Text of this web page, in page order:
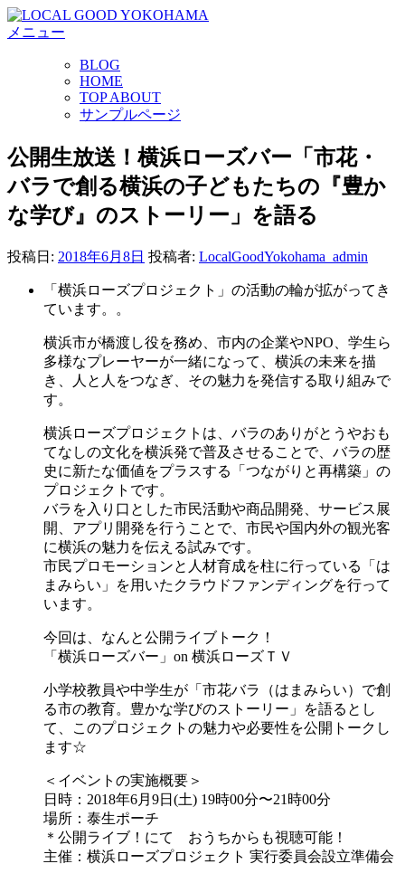
コ
ン
キ
ッ
プ
メニュー
BLOG
HOME
TOP ABOUT
サンプルページ
公開生放送！横浜ローズバー「市花・
バラで創る横浜の子どもたちの『豊か
な学び』のストーリー」を語る
投稿日: 2018年6月8日 投稿者: LocalGoodYokohama_admin
「横浜ローズプロジェクト」の活動の輪が拡がってき
てい ます。。
横浜市が橋渡し役を務め、市内の企業やNPO、学生ら
多様なプレーヤーが一緒になって、横浜の未来を描
き、人と 人をつなぎ、その魅力を発信する取り組みで
す。
横浜ローズプロジェクトは、バラのありがとうやおも
てな しの文化を横浜発で普及させることで、バラの歴
史に新たな価値をプラスする「つながりと再構築」の
プロジェクト です。
バラを入り口とした市民活動や商品開発、サービス展
開、 アプリ開発を行うことで、市民や国内外の観光客
に横浜の魅力を伝える試みです。
市民プロモーションと人材育成を柱に行っている「は
まみらい」を用いたクラウドファンディングを行って
います。
今回は、なんと公開ライブトーク！
「横浜ローズバー」on 横浜ローズＴＶ
小学校教員や中学生が「市花バラ（はまみらい）で創
る市の教育。豊かな学びのストーリー」を語るとし
て、このプロジェクトの魅力や必要性を公開トークし
ます☆
＜イベントの実施概要＞
日時：2018年6月9日(土) 19時00分〜21時00分
場所：泰生ポーチ
＊公開ライブ！にて おうちからも視聴可能！
主催：横浜ローズプロジェクト 実行委員会設立準備会